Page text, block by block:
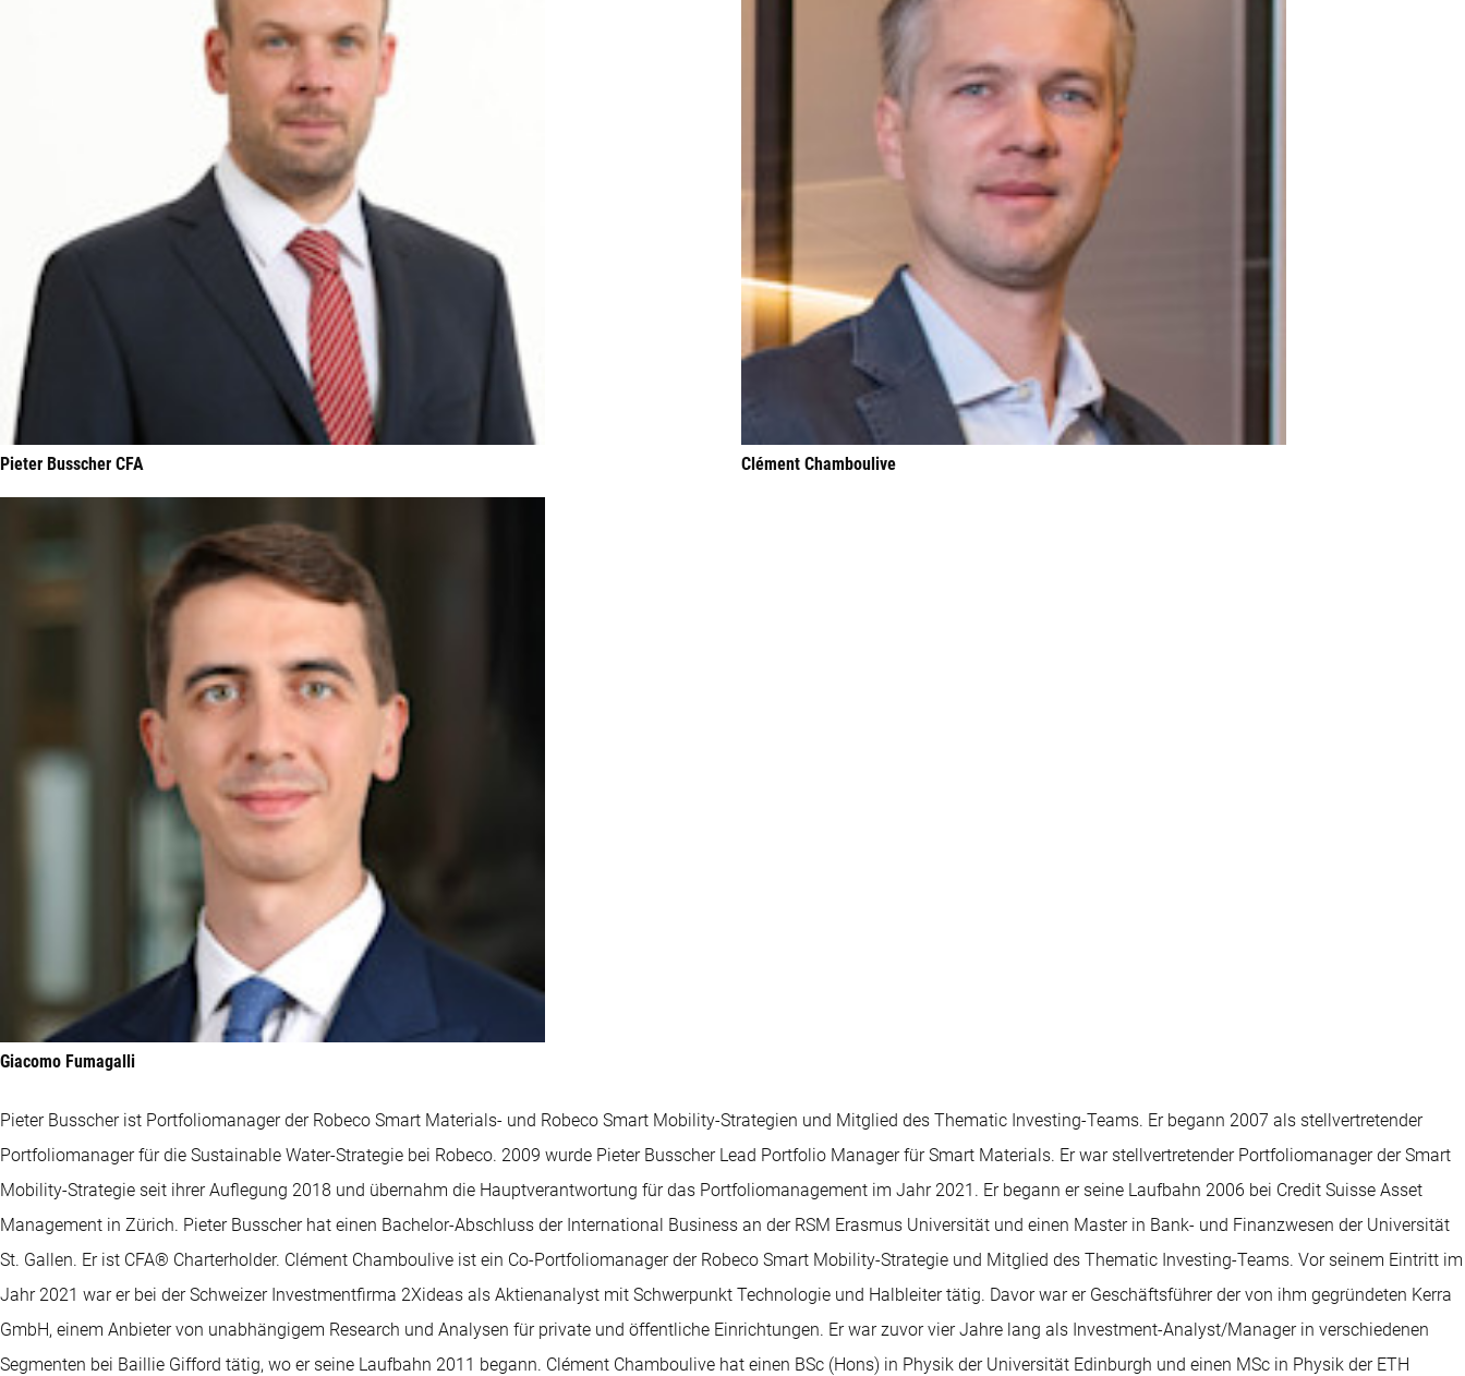
Pieter Busscher CFA Clément Chamboulive
Giacomo Fumagalli
Pieter Busscher ist Portfoliomanager der Robeco Smart Materials- und Robeco Smart Mobility-Strategien und Mitglied des Thematic Investing-Teams. Er begann 2007 als stellvertretender
Portfoliomanager für die Sustainable Water-Strategie bei Robeco. 2009 wurde Pieter Busscher Lead Portfolio Manager für Smart Materials. Er war stellvertretender Portfoliomanager der Smart
Mobility-Strategie seit ihrer Auflegung 2018 und übernahm die Hauptverantwortung für das Portfoliomanagement im Jahr 2021. Er begann er seine Laufbahn 2006 bei Credit Suisse Asset
Management in Zürich. Pieter Busscher hat einen Bachelor-Abschluss der International Business an der RSM Erasmus Universität und einen Master in Bank- und Finanzwesen der Universität
St. Gallen. Er ist CFA® Charterholder. Clément Chamboulive ist ein Co-Portfoliomanager der Robeco Smart Mobility-Strategie und Mitglied des Thematic Investing-Teams. Vor seinem Eintritt im
Jahr 2021 war er bei der Schweizer Investmentfirma 2Xideas als Aktienanalyst mit Schwerpunkt Technologie und Halbleiter tätig. Davor war er Geschäftsführer der von ihm gegründeten Kerra
GmbH, einem Anbieter von unabhängigem Research und Analysen für private und öffentliche Einrichtungen. Er war zuvor vier Jahre lang als Investment-Analyst/Manager in verschiedenen
Segmenten bei Baillie Gifford tätig, wo er seine Laufbahn 2011 begann. Clément Chamboulive hat einen BSc (Hons) in Physik der Universität Edinburgh und einen MSc in Physik der ETH